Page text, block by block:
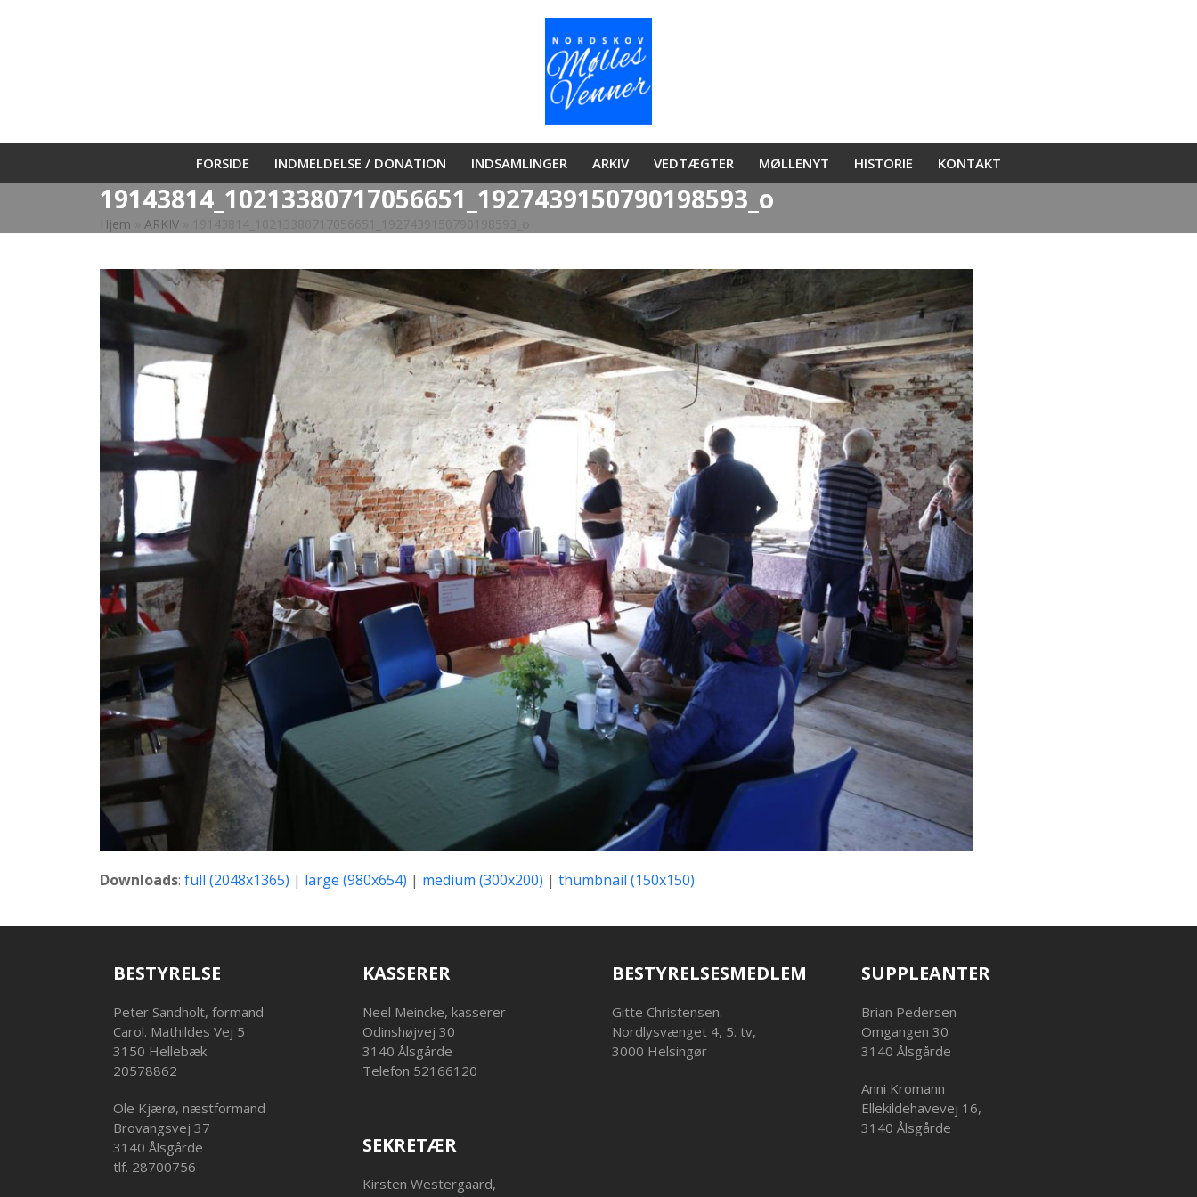
FORSIDE INDMELDELSE / DONATION INDSAMLINGER ARKIV VEDTÆGTER MØLLENYT HISTORIE KONTAKT
19143814_10213380717056651_1927439150790198593_o
Hjem ARKIV
Downloads: full (2048x1365) | large (980x654) | medium (300x200) | thumbnail (150x150)
BESTYRELSE
Peter Sandholt, formand
Carol. Mathildes Vej 5
3150 Hellebæk
20578862
Ole Kjærø, næstformand
Brovangsvej 37
3140 Ålsgårde
tlf. 28700756
KASSERER
Neel Meincke, kasserer
Odinshøjvej 30
3140 Ålsgårde
Telefon 52166120
SEKRETÆR
Kirsten Westergaard,
BESTYRELSESMEDLEM
Gitte Christensen.
Nordlysvænget 4, 5. tv,
3000 Helsingør
SUPPLEANTER
Brian Pedersen
Omgangen 30
3140 Ålsgårde
Anni Kromann
Ellekildehavevej 16,
3140 Ålsgårde